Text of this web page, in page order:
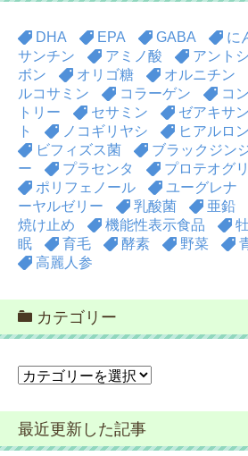
DHA EPA GABA に
サンチン
アミノ酸 アント
ボン
オリゴ糖 オルニチン
ルコサミン
コラーゲン コ
トリー
セサミン ゼアキサ
ト
ノコギリヤシ ヒアルロ
ビフィズス菌
ブラックジン
ー
プラセンタ プロテオグ
ポリフェノール
ユーグレナ
ーヤルゼリー
乳酸菌 亜鉛
焼け止め
機能性表示食品
眠
育毛 酵素 野菜
高麗人参
カテゴリー
カ
ゴ
リ
ー
最近更新した記事